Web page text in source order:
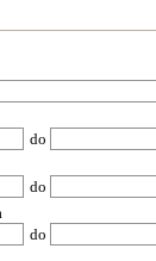
do
do
do